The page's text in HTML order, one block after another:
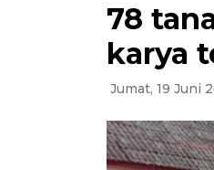
78
karya
Jumat, 19 Juni